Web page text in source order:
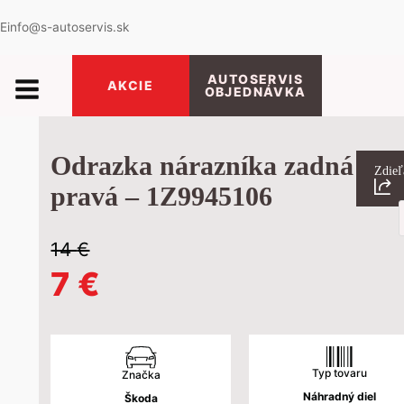
Einfo@s-autoservis.sk
AKCIE
AUTOSERVIS
OBJEDNÁVKA
Odrazka nárazníka zadná
pravá – 1Z9945106
14€
Pôvodná
cena
bola:
7 €
cena
je:
Značka
Škoda
Typ tovaru
Náhradný diel